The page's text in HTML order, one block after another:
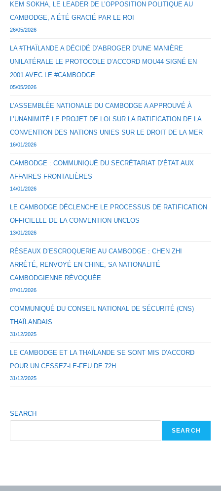
KEM SOKHA, LE LEADER DE L’OPPOSITION POLITIQUE AU
CAMBODGE, A ÉTÉ GRACIÉ PAR LE ROI
26/05/2026
LA #THAÏLANDE A DÉCIDÉ D’ABROGER D’UNE MANIÈRE
UNILATÉRALE LE PROTOCOLE D’ACCORD MOU44 SIGNÉ EN
2001 AVEC LE #CAMBODGE
05/05/2026
L’ASSEMBLÉE NATIONALE DU CAMBODGE A APPROUVÉ À
L’UNANIMITÉ LE PROJET DE LOI SUR LA RATIFICATION DE LA
CONVENTION DES NATIONS UNIES SUR LE DROIT DE LA MER
16/01/2026
CAMBODGE : COMMUNIQUÉ DU SECRÉTARIAT D’ÉTAT AUX
AFFAIRES FRONTALIÈRES
14/01/2026
LE CAMBODGE DÉCLENCHE LE PROCESSUS DE RATIFICATION
OFFICIELLE DE LA CONVENTION UNCLOS
13/01/2026
RÉSEAUX D’ESCROQUERIE AU CAMBODGE : CHEN ZHI
ARRÊTÉ, RENVOYÉ EN CHINE, SA NATIONALITÉ
CAMBODGIENNE RÉVOQUÉE
07/01/2026
COMMUNIQUÉ DU CONSEIL NATIONAL DE SÉCURITÉ (CNS)
THAÏLANDAIS
31/12/2025
LE CAMBODGE ET LA THAÏLANDE SE SONT MIS D’ACCORD
POUR UN CESSEZ-LE-FEU DE 72H
31/12/2025
SEARCH
SEARCH